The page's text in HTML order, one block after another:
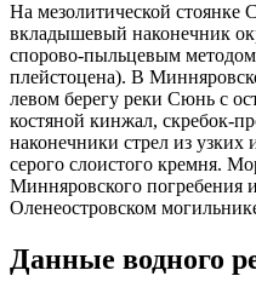
На мезолитической
вкладышевый наконечник
спорово-пыльцевым
плейстоцена). В
левом берегу реки Сюнь с
костяной кинжал, скребок-
наконечники стрел из
серого слоистого кремня.
Минняровского погребения
Оленеостровском
Данные водного